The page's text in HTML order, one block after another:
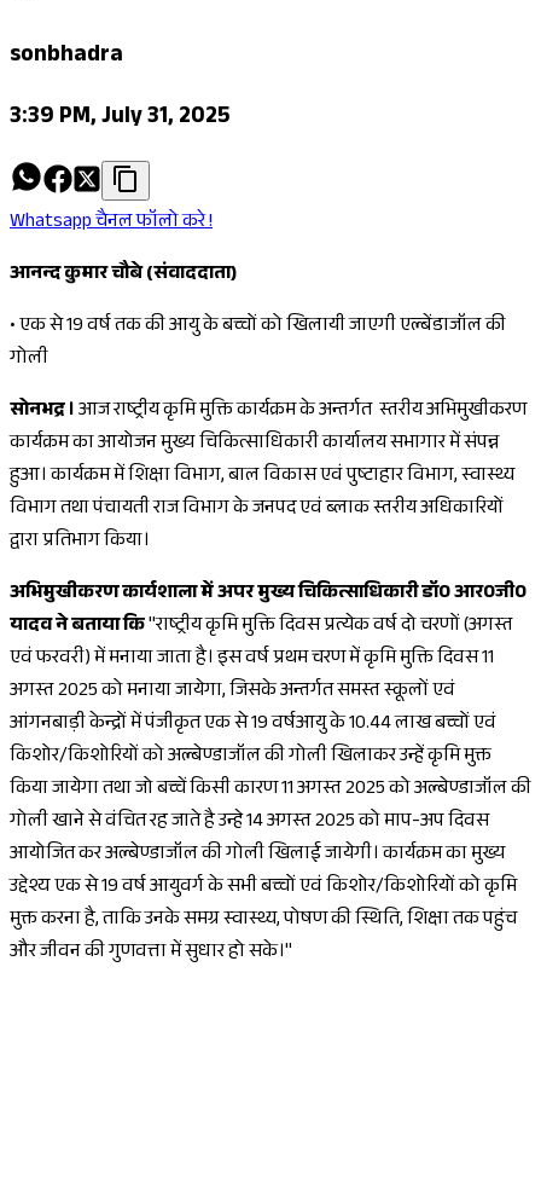
sonbhadra
3:39 PM, July 31, 2025
Whatsapp चैनल फॉलो करे !
आनन्द कुमार चौबे (संवाददाता)
•एक से 19 वर्ष तक की आयु के बच्चों को खिलायी जाएगी एल्बेंडाजॉल की
गोली
सोनभद्र ।आज राष्ट्रीय कृमि मुक्ति कार्यक्रम के अन्तर्गत स्तरीय अभिमुखीकरण
कार्यक्रम का आयोजन मुख्य चिकित्साधिकारी कार्यालय सभागार में संपन्न
हुआ। कार्यक्रम में शिक्षा विभाग, बाल विकास एवं पुष्टाहार विभाग, स्वास्थ्य
विभाग तथा पंचायती राज विभाग के जनपद एवं ब्लाक स्तरीय अधिकारियों
द्वारा प्रतिभाग किया।
अभिमुखीकरण कार्यशाला में अपर मुख्य चिकित्साधिकारी डॉ0 आर0जी0
यादव ने बताया कि"राष्ट्रीय कृमि मुक्ति दिवस प्रत्येक वर्ष दो चरणों (अगस्त
एवं फरवरी) में मनाया जाता है। इस वर्ष प्रथम चरण में कृमि मुक्ति दिवस 11
अगस्त 2025 को मनाया जायेगा, जिसके अन्तर्गत समस्त स्कूलों एवं
आंगनबाड़ी केन्द्रों में पंजीकृत एक से 19 वर्षआयु के 10.44 लाख बच्चों एवं
किशोर/किशोरियों को अल्बेण्डाजॉल की गोली खिलाकर उन्हें कृमि मुक्त
किया जायेगा तथा जो बच्चें किसी कारण 11 अगस्त 2025 को अल्बेण्डाजॉल की
गोली खाने से वंचित रह जाते है उन्हे 14 अगस्त 2025 को माप-अप दिवस
आयोजित कर अल्बेण्डाजॉल की गोली खिलाई जायेगी। कार्यक्रम का मुख्य
उद्देश्य एक से 19 वर्ष आयुवर्ग के सभी बच्चों एवं किशोर/किशोरियों को कृमि
मुक्त करना है, ताकि उनके समग्र स्वास्थ्य, पोषण की स्थिति, शिक्षा तक पहुंच
और जीवन की गुणवत्ता में सुधार हो सके।"